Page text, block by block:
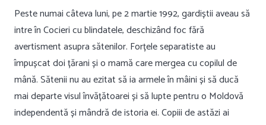
Peste numai câteva luni, pe 2 martie 1992, gardiștii aveau să
intre în Cocieri cu blindatele, deschizând foc fără
avertisment asupra sătenilor. Forțele separatiste au
împușcat doi țărani și o mamă care mergea cu copilul de
mână. Sătenii nu au ezitat să ia armele în mâini și să ducă
mai departe visul învățătoarei și să lupte pentru o Moldovă
independentă și mândră de istoria ei. Copiii de astăzi ai